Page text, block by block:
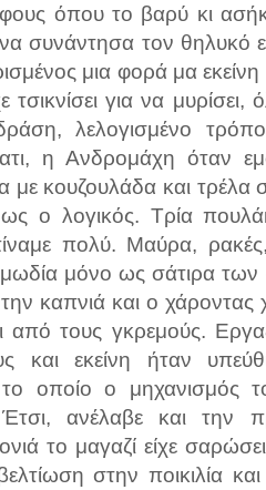
όπου το βαρύ κι
συνάντησα τον θηλυκό
μια φορά μα
για να
λελογισμένο
η Ανδρομάχη όταν
κουζουλάδα και τρέλα
ο λογικός. Τρία
πολύ. Μαύρα,
μόνο ως σάτιρα
καπνιά και ο χάροντας
από τους γκρεμούς.
και εκείνη ήταν
οποίο ο μηχανισμός
ανέλαβε και την
το μαγαζί είχε
βελτίωση στην ποικιλία